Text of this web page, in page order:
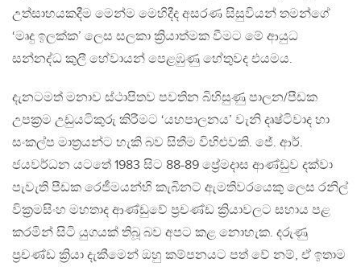
උත්සාහයකදීම මෙන්ම මෙහිදීද අසරණ සිසුවියන් තමන්ගේ
‘මෘදු ඉලක්ක’ ලෙස සලකා ක්‍රියාත්මක වීමට මේ ආයුධ
සන්නද්ධ කුලී හේවායන් පෙළඹුණු හේතුවද එයමය.
දැනටමත් මනාව ස්ථාපිතව පවතින බිහිසුණු පාලන/පීඩක
උපක්‍රම උඩුයටිකුරු කිරීමට ‘යහපාලනය’ වැනි දෘෂ්ටිවාද හා
සංකල්ප මාත්‍රයන්ට හැකි බව සිතීම විහිළුවකි. ජේ. ආර්.
ජයවර්ධන යටතේ 1983 සිට 88-89 ප්‍රේමදාස ආණ්ඩුව දක්වා
පැවැති පීඩක රෙජීමයන්හි කැබිනට් ඇමතිවරයෙකු ලෙස රනිල්
වික්‍රමසිංහ මහතාද ආණ්ඩුවේ ප්‍රචණ්ඩ ක්‍රියාවලට සහාය පළ
කරමින් සිටි යුගයක් තිබූ බව අපට කළ නොහැක. දරුණු
ප්‍රචණ්ඩ ක්‍රියා දැකීමෙන් ඔහු කම්පනයට පත් වේ නම්, ඒ ඉතාම